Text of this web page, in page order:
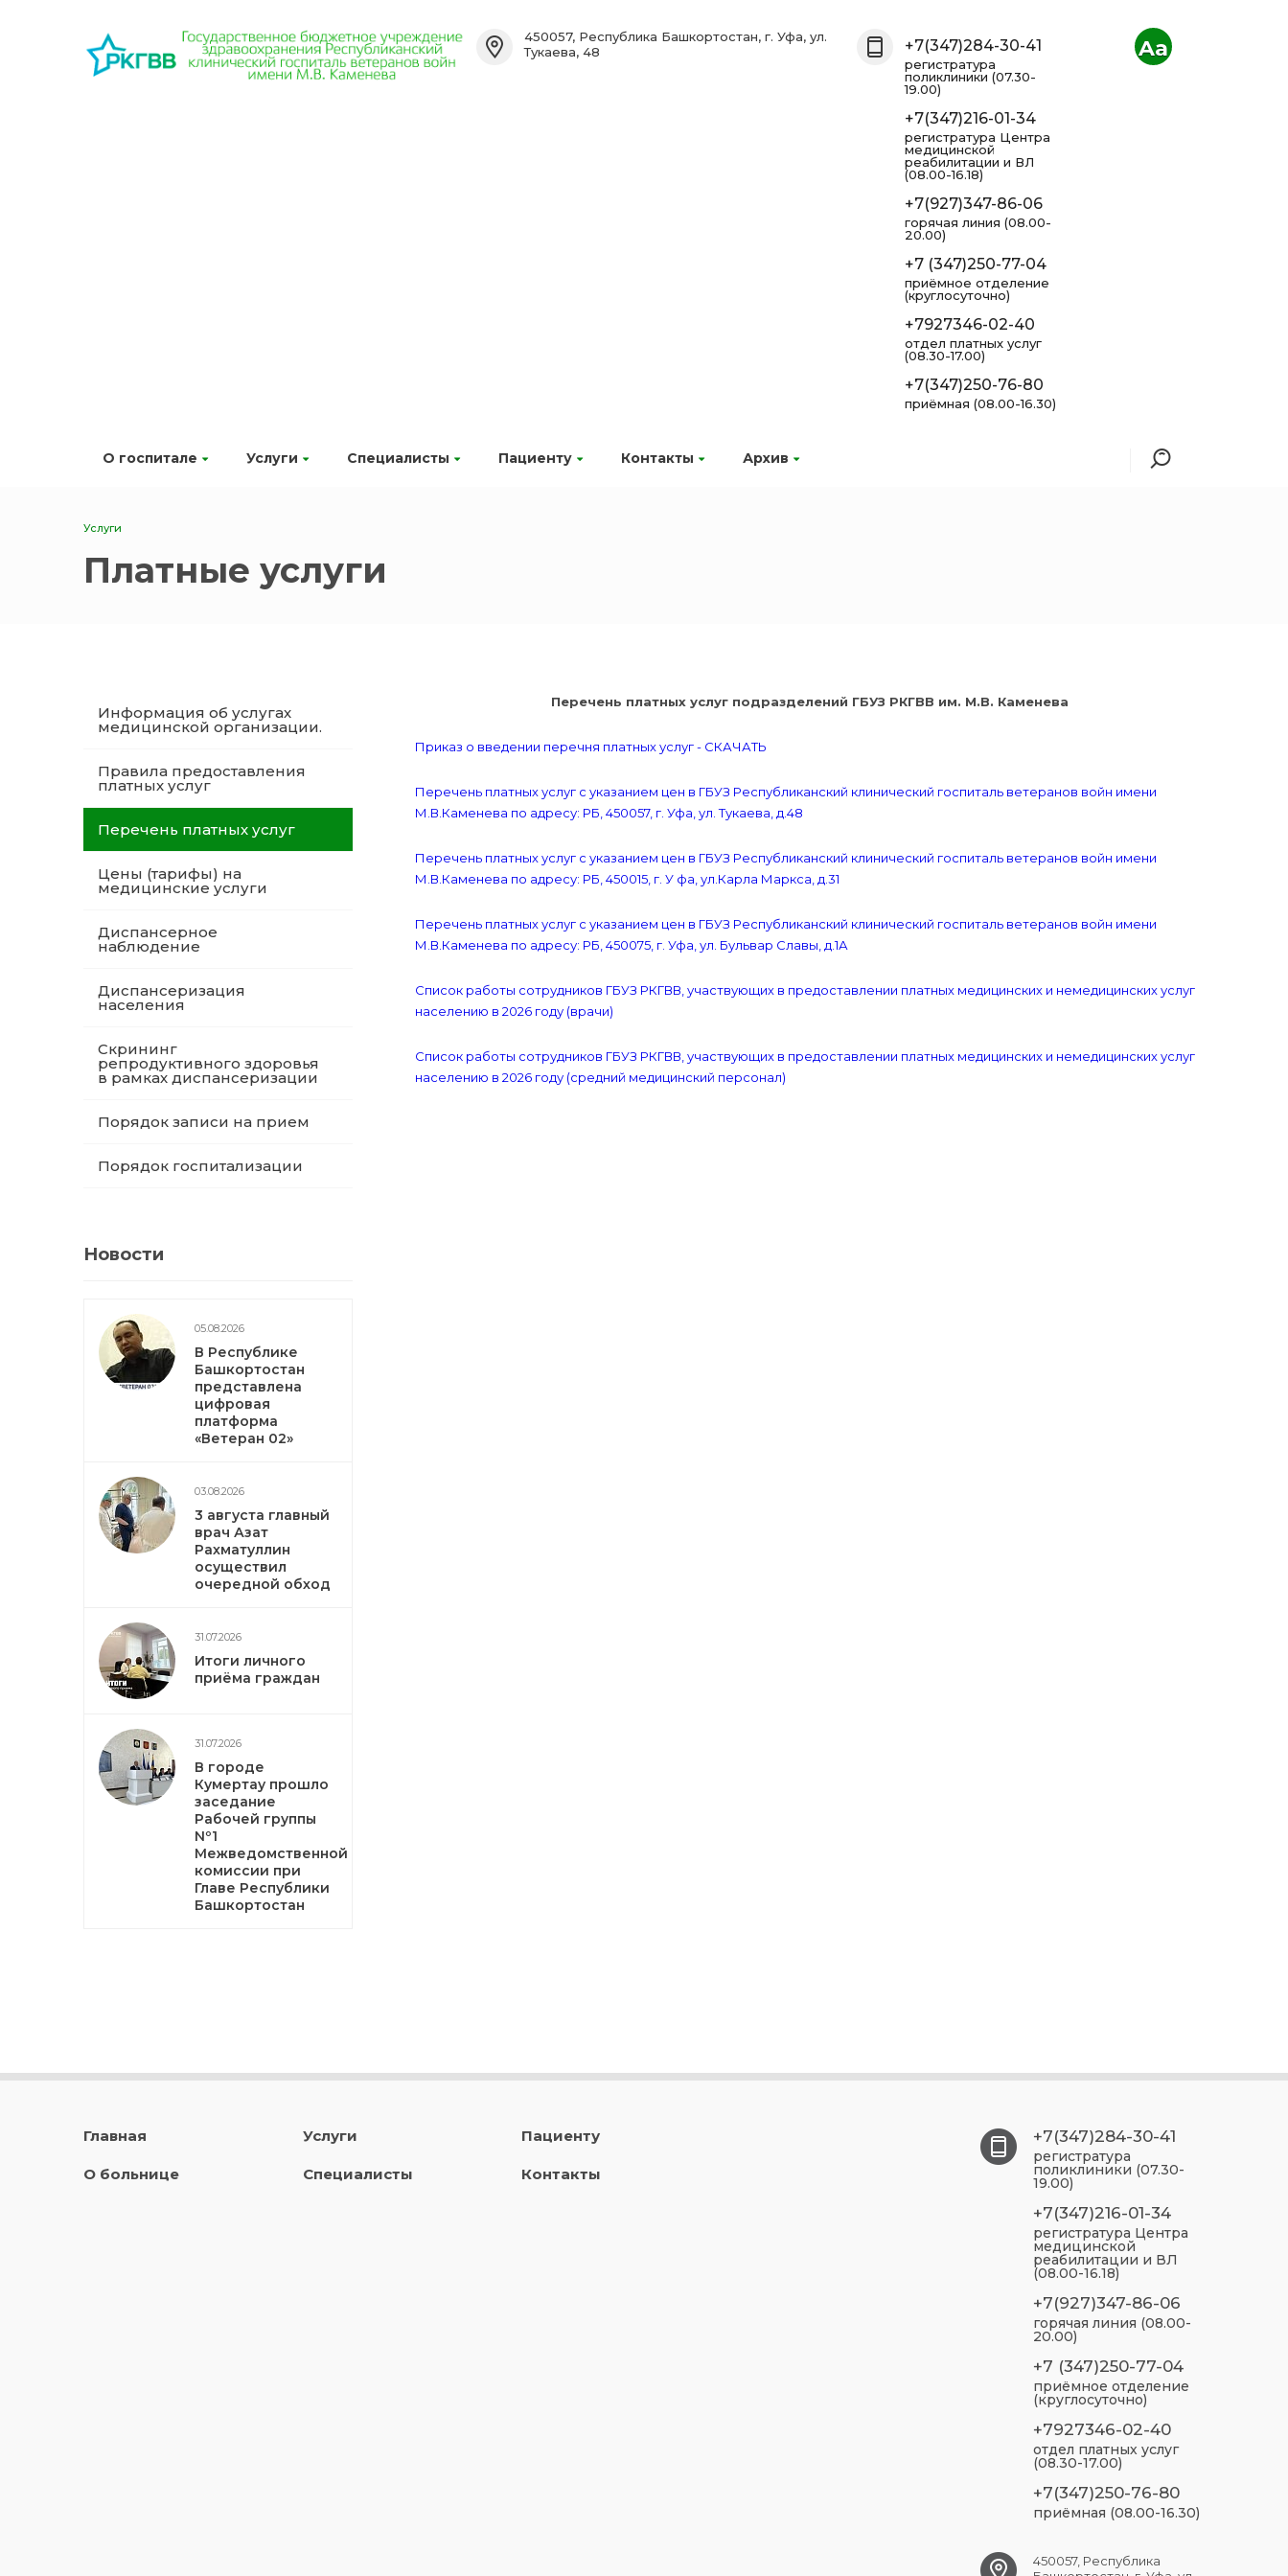
О госпитале Услуги Специалисты Пациенту Контакты Архив
450057, Республика Башкортостан, г. Уфа, ул.
Тукаева, 48
+7(347)284-30-41
регистратура
поликлиники (07.30-
19.00)
+7(347)216-01-34
регистратура Центра
медицинской
реабилитации и ВЛ
(08.00-16.18)
+7(927)347-86-06
горячая линия (08.00-
20.00)
+7 (347)250-77-04
приёмное отделение
(круглосуточно)
+7927346-02-40
отдел платных услуг
(08.30-17.00)
+7(347)250-76-80
приёмная (08.00-16.30)
Aa
Услуги
Платные услуги
Информация об услугах
медицинской организации.
Правила предоставления
платных услуг
Перечень платных услуг
Цены (тарифы) на
медицинские услуги
Диспансерное
наблюдение
Диспансеризация
населения
Скрининг
репродуктивного здоровья
в рамках диспансеризации
Порядок записи на прием
Порядок госпитализации
Новости
05.08.2026
В Республике
Башкортостан
представлена
цифровая
платформа
«Ветеран 02»
03.08.2026
3 августа главный
врач Азат
Рахматуллин
осуществил
очередной обход
31.07.2026
Итоги личного
приёма граждан
31.07.2026
В городе
Кумертау прошло
заседание
Рабочей группы
Nº1
Межведомственной
комиссии при
Главе Республики
Башкортостан
Перечень платных услуг подразделений ГБУЗ РКГВВ им. М.В. Каменева
Приказ о введении перечня платных услуг - СКАЧАТЬ
Перечень платных услуг с указанием цен в ГБУЗ Республиканский клинический госпиталь ветеранов войн имени
М.В.Каменева по адресу: РБ, 450057, г. Уфа, ул. Тукаева, д.48
Перечень платных услуг с указанием цен в ГБУЗ Республиканский клинический госпиталь ветеранов войн имени
М.В.Каменева по адресу: РБ, 450015, г. У фа, ул.Карла Маркса, д.31
Перечень платных услуг с указанием цен в ГБУЗ Республиканский клинический госпиталь ветеранов войн имени
М.В.Каменева по адресу: РБ, 450075, г. Уфа, ул. Бульвар Славы, д.1А
Список работы сотрудников ГБУЗ РКГВВ, участвующих в предоставлении платных медицинских и немедицинских услуг
населению в 2026 году (врачи)
Список работы сотрудников ГБУЗ РКГВВ, участвующих в предоставлении платных медицинских и немедицинских услуг
населению в 2026 году (средний медицинский персонал)
Главная
О больнице
Услуги
Специалисты
Пациенту
Контакты
+7(347)284-30-41
регистратура
поликлиники (07.30-
19.00)
+7(347)216-01-34
регистратура Центра
медицинской
реабилитации и ВЛ
(08.00-16.18)
+7(927)347-86-06
горячая линия (08.00-
20.00)
+7 (347)250-77-04
приёмное отделение
(круглосуточно)
+7927346-02-40
отдел платных услуг
(08.30-17.00)
+7(347)250-76-80
приёмная (08.00-16.30)
450057, Республика